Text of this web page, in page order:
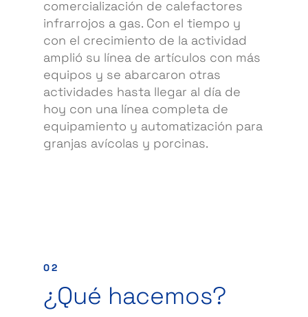
comercialización de calefactores
infrarrojos a gas. Con el tiempo y
con el crecimiento de la actividad
amplió su línea de artículos con más
equipos y se abarcaron otras
actividades hasta llegar al día de
hoy con una línea completa de
equipamiento y automatización para
granjas avícolas y porcinas.
02
¿Qué hacemos?